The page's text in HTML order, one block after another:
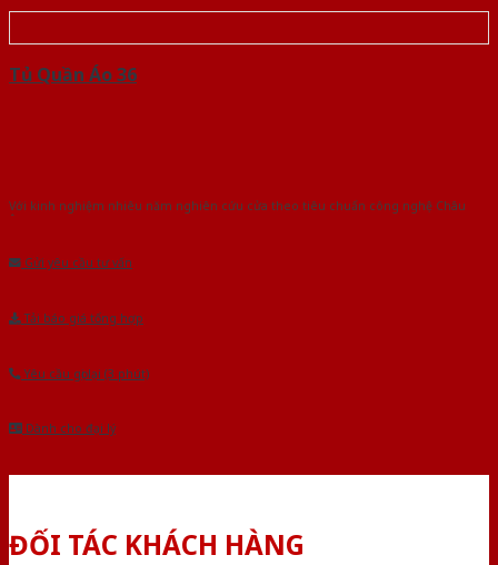
Tủ Quần Áo 36
Với kinh nghiệm nhiêu năm nghiên cứu cửa theo tiêu chuẩn công nghệ Châu
Âu.Chúng tôi tự tin là nhà sản xuất & cung cấp hàng đầu tại Việt Nam!
Gửi yêu cầu tư vấn
Tải báo giá tổng hợp
Yêu cầu gọi lại (3 phút)
Dành cho đại lý
ĐỐI TÁC KHÁCH HÀNG